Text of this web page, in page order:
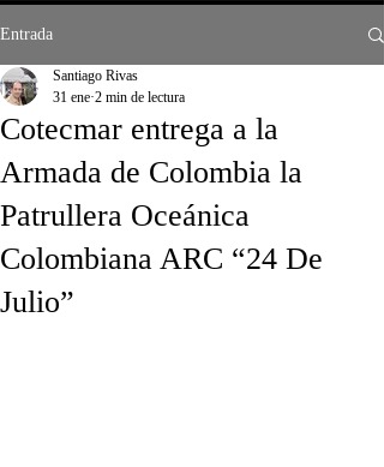
Entrada
Cotecmar entrega a la
Armada de Colombia la
Patrullera Oceánica
Colombiana ARC “24 De
Julio”
Santiago Rivas
31 ene 2 min de lectura